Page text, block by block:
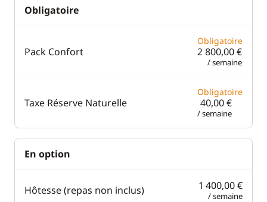
Obligatoire
Pack Confort
Obligatoire
2 800,00 €
/ semaine
Taxe Réserve Naturelle
Obligatoire
40,00 €
/ semaine
En option
Hôtesse (repas non inclus) 1 400,00 €
/ semaine